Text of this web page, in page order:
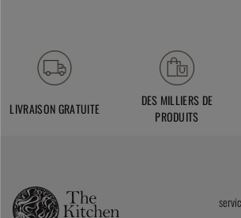
LIVRAISON GRATUITE
DES MILLIERS DE
PRODUITS